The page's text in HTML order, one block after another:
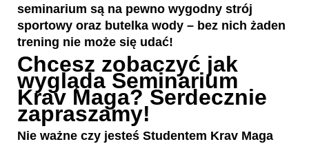
seminarium są na pewno wygodny strój
sportowy oraz butelka wody – bez nich żaden
trening nie może się udać!
Chcesz zobaczyć jak
wygląda Seminarium
Krav Maga? Serdecznie
zapraszamy!
Nie ważne czy jesteś Studentem Krav Maga